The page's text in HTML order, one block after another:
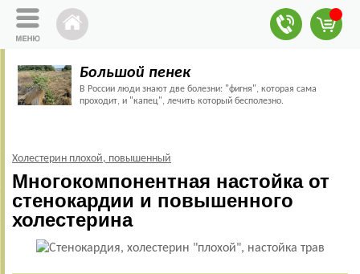
Большой пенек
В России люди знают две болезни: "фигня", которая сама
проходит, и "капец", лечить который бесполезно.
Холестерин плохой, повышенный
Многокомпонентная настойка от
стенокардии и повышенного
холестерина